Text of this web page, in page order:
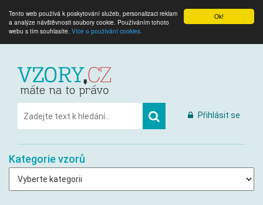
Ok!
Tento web používá k poskytování služeb, personalizaci reklam
a analýze návštěvnosti soubory cookie. Používáním tohoto
webu s tím souhlasíte. Více o používání cookies.
Přihlásit se
Kategorie vzorů